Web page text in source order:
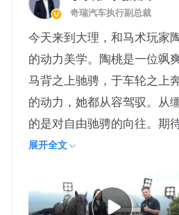
奇瑞汽车执行副总裁
今天来到大理，和马术玩家
的动力美学。陶桃是一位飒
马背之上驰骋，于车轮之上
的动力，她都从容驾驭。从
的是对自由驰骋的向往。期
够陪伴她踏遍
展开全文